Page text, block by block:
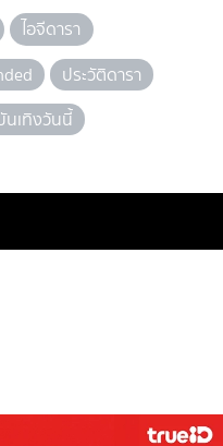
ไอจีดารา
ประวัติดารา
นเทิงวันนี้